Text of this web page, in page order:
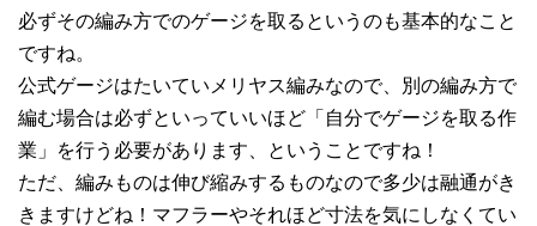
必ずその編み方でのゲージを取るというのも基本的なこと
ですね。
公式ゲージはたいていメリヤス編みなので、別の編み方で
編む場合は必ずといっていいほど「自分でゲージを取る作
業」を行う必要があります、ということですね！
ただ、編みものは伸び縮みするものなので多少は融通がき
きますけどね！マフラーやそれほど寸法を気にしなくてい